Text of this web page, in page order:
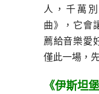
人，千萬
曲》，它會
薦給音樂愛
僅此一場，
《伊斯坦